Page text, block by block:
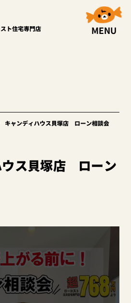
ト住宅専門店 MENU
キャンディハウス貝塚店 ローン相談会
ウス貝塚店 ローン